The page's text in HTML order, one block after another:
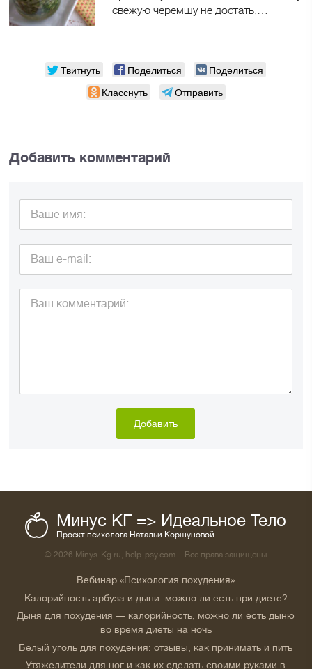
свежую черемшу не достать,…
Твитнуть Поделиться
Поделиться
Класснуть
Отправить
Добавить комментарий
Минус КГ => Идеальное Тело
Проект психолога Натальи Коршуновой
© 2026 Minys-Kg.ru, help-psy.com Все права защищены
Вебинар «Психология похудения»
Калорийность арбуза и дыни: можно ли есть при диете?
Дыня для похудения — калорийность, можно ли есть дыню
во время диеты на ночь
Белый уголь для похудения: отзывы, как принимать и пить
Утяжелители для ног и как их сделать своими руками в